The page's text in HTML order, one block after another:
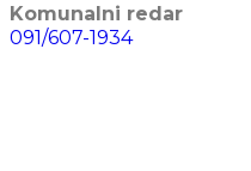
Komunalni redar
091/607-1934